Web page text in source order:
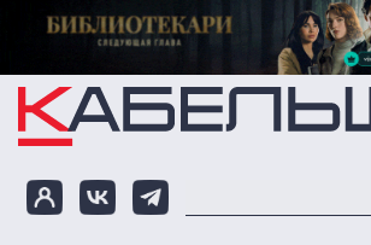
Перейти к основному содержанию